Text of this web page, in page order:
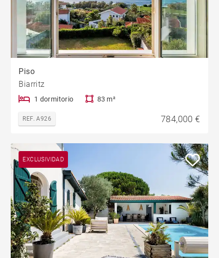
Piso
Biarritz
1 dormitorio 83 m²
REF. A926 784,000 €
EXCLUSIVIDAD